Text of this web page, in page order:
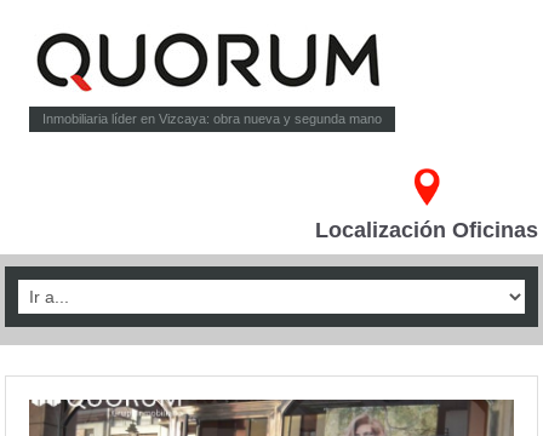
Inmobiliaria líder en Vizcaya: obra nueva y segunda mano
Localización Oficinas